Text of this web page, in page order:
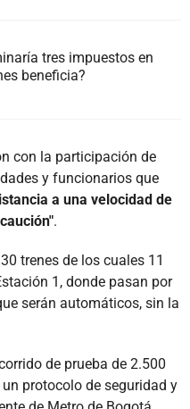
tres impuestos en
beneficia?
con la participación de
y funcionarios que
a una velocidad de
.
trenes de los cuales 11
1, donde pasan por
serán automáticos, sin la
de prueba de 2.500
protocolo de seguridad y